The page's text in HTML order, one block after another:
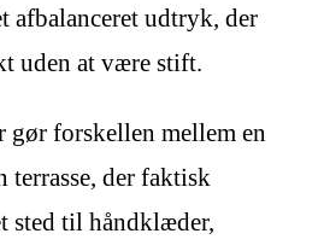
afbalanceret udtryk, der
uden at være stift.
gør forskellen mellem en
terrasse, der faktisk
sted til håndklæder,